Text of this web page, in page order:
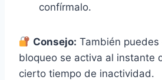
confírmalo.
Consejo: También puedes
bloqueo se activa al instante
cierto tiempo de inactividad.